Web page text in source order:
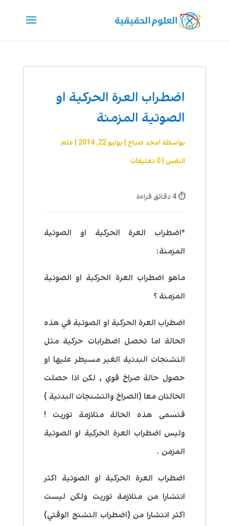
اضطراب العرة الحركية او
الصوتية المزمنة
بواسطةامجد صباح| يوليو 22, 2014
علم
النفس| 0 تعليقات
⏱ 4 دقائق قراءة
*اضطراب العرة الحركية او الصوتية
المزمنة:
ماهو اضطراب العرة الحركية او الصوتية
المزمنة ؟
اضطراب العرة الحركية او الصوتية في هذه
الحالة اما تحصل اضطرابات حركية مثل
التشنجات البدنية الغير مسيطر عليها او
حصول حالة صراخ قوي , لكن اذا حصلت
الحالتان معا (الصراخ والتشنجات البدنية )
فتسمى هذه الحالة متلازمة توريت !
وليس اضطراب العرة الحركية او الصوتية
المزمن .
اضطراب العرة الحركية او الصوتية اكثر
انتشارا من متلازمة توريت ولكن ليست
اكثر انتشارا من (اضطراب التشنج الوقتي)